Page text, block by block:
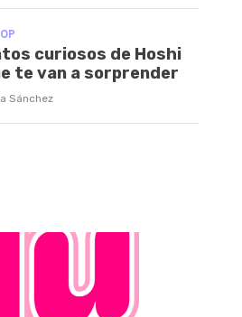
curiosos de Hoshi
te van a sorprender
Sánchez